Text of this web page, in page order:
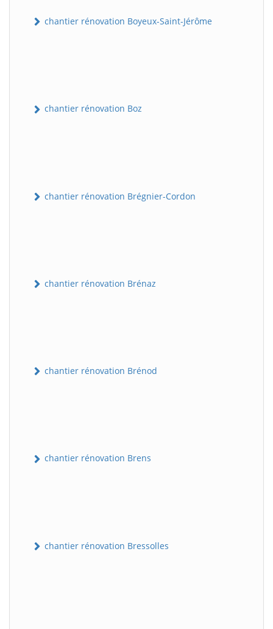
chantier rénovation Boyeux-Saint-Jérôme
chantier rénovation Boz
chantier rénovation Brégnier-Cordon
chantier rénovation Brénaz
chantier rénovation Brénod
chantier rénovation Brens
chantier rénovation Bressolles